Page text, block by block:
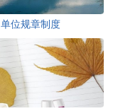
单位规章制度